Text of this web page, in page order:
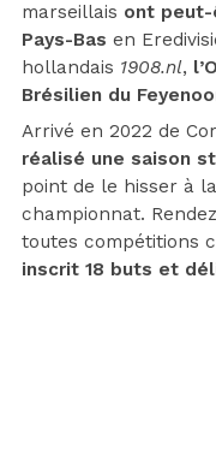
marseillais ont peut-
Pays-Bas en
hollandais 1908.nl,
Brésilien du
Arrivé en 2022 de
réalisé une saison
point de le hisser à
championnat.
toutes compétitions
inscrit 18 buts et